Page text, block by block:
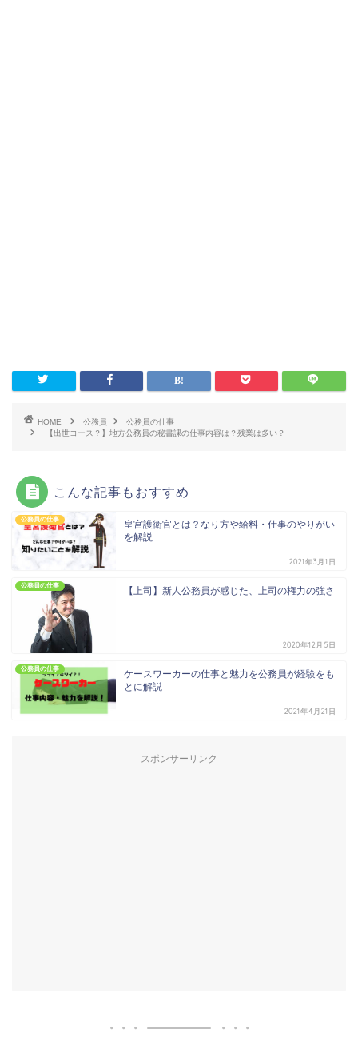
HOME 公務員
公務員の仕事
【出世コース？】地方公務員の秘書課の仕事内容は？残業は多い？
こんな記事もおすすめ
公務員の仕事
皇宮護衛官とは？なり方や給料・仕事のやりがい
を解説
2021年3月1日
公務員の仕事 【上司】新人公務員が感じた、上司の権力の強さ
2020年12月5日
公務員の仕事
ケースワーカーの仕事と魅力を公務員が経験をも
とに解説
2021年4月21日
スポンサーリンク